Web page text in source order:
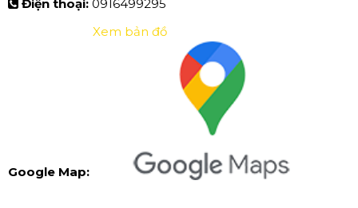
Điện thoại: 0916499295
Google Map:
Xem bản đồ